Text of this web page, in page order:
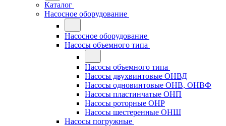
Каталог
Насосное оборудование
Насосное оборудование
Насосы объемного типа
Насосы объемного типа
Насосы двухвинтовые ОНВД
Насосы одновинтовые ОНВ, ОНВФ
Насосы пластинчатые ОНП
Насосы роторные ОНР
Насосы шестеренные ОНШ
Насосы погружные